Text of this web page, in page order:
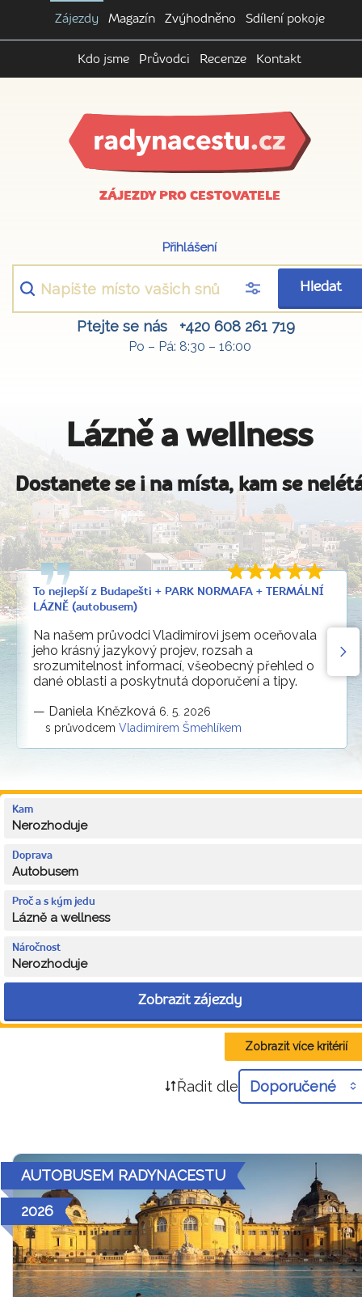
Zájezdy Magazín Zvýhodněno Sdílení pokoje
Kdo jsme Průvodci Recenze Kontakt
ZÁJEZDY PRO CESTOVATELE
Přihlášení
Hledat
Ptejte se nás +420 608 261 719
Po – Pá: 8:30 – 16:00
Lázně a wellness
Dostanete se i na místa, kam se
To nejlepší z Budapešti + PARK NORMAFA + TERMÁLNÍ
LÁZNĚ (autobusem)
Na našem průvodci Vladimírovi jsem oceňovala
jeho krásný jazykový projev, rozsah a
srozumitelnost informací, všeobecný přehled o
dané oblasti a poskytnutá doporučení a tipy.
— Daniela Knězková 6. 5. 2026
s průvodcem Vladimírem Šmehlíkem
Kam
Nerozhoduje
Doprava
Autobusem
Proč a s kým jedu
Lázně a wellness
Náročnost
Nerozhoduje
Zobrazit zájezdy
Zobrazit více kritérií
Řadit dle Doporučené
AUTOBUSEM RADYNACESTU
2026